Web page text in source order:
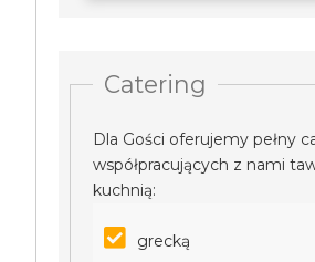
Catering
Dla Gości oferujemy pełny
współpracujących z nami
kuchnią:
grecką